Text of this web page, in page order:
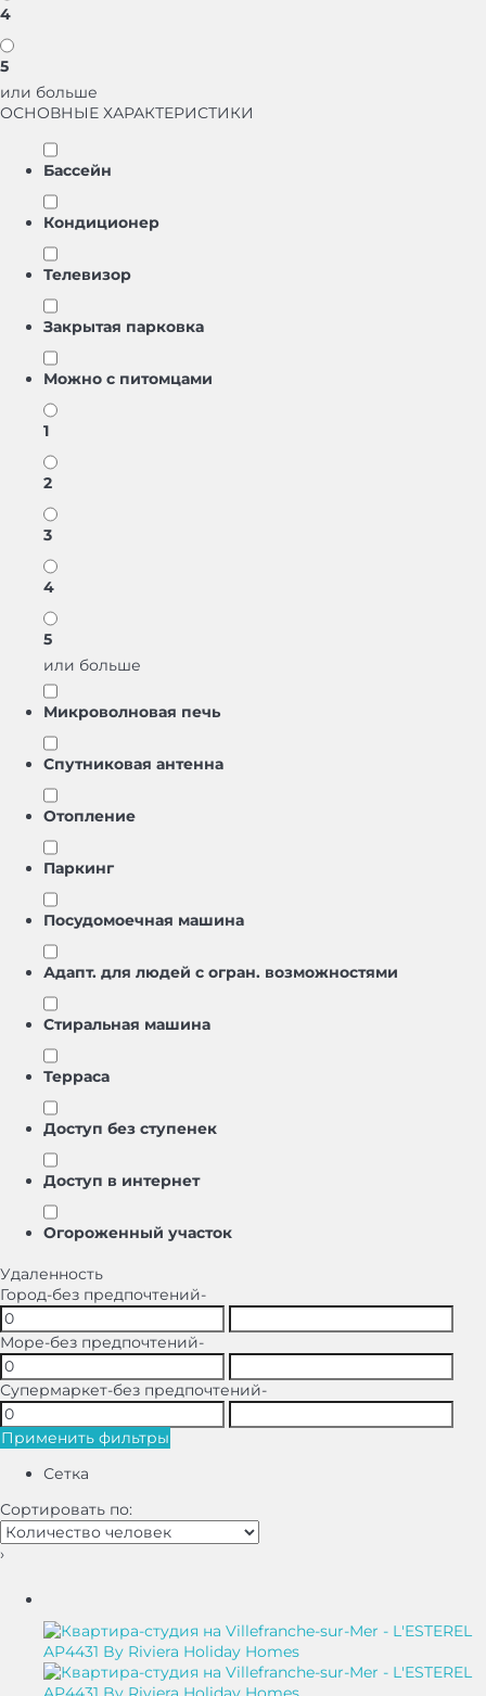
4
5
или больше
ОСНОВНЫЕ ХАРАКТЕРИСТИКИ
Бассейн
Кондиционер
Телевизор
Закрытая парковка
Можно с питомцами
1
2
3
4
5
или больше
Микроволновая печь
Спутниковая антенна
Отопление
Паркинг
Посудомоечная машина
Адапт. для людей с огран. возможностями
Стиральная машина
Терраса
Доступ без ступенек
Доступ в интернет
Oгороженный участок
Удаленность
Город-без предпочтений-
Море-без предпочтений-
Супермаркет-без предпочтений-
Применить фильтры
Сетка
Сортировать по:
›